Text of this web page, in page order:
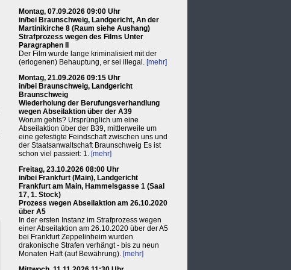
Montag, 07.09.2026 09:00 Uhr
in/bei Braunschweig, Landgericht, An der
Martinikirche 8 (Raum siehe Aushang)
Strafprozess wegen des Films Unter
Paragraphen II
Der Film wurde lange kriminalisiert mit der
(erlogenen) Behauptung, er sei illegal. [mehr]
Montag, 21.09.2026 09:15 Uhr
in/bei Braunschweig, Landgericht
Braunschweig
Wiederholung der Berufungsverhandlung
wegen Abseilaktion über der A39
Worum gehts? Ursprünglich um eine
Abseilaktion über der B39, mittlerweile um
eine gefestigte Feindschaft zwischen uns und
der Staatsanwaltschaft Braunschweig Es ist
schon viel passiert: 1. [mehr]
Freitag, 23.10.2026 08:00 Uhr
in/bei Frankfurt (Main), Landgericht
Frankfurt am Main, Hammelsgasse 1 (Saal
17, 1. Stock)
Prozess wegen Abseilaktion am 26.10.2020
über A5
In der ersten Instanz im Strafprozess wegen
einer Abseilaktion am 26.10.2020 über der A5
bei Frankfurt Zeppelinheim wurden
drakonische Strafen verhängt - bis zu neun
Monaten Haft (auf Bewährung). [mehr]